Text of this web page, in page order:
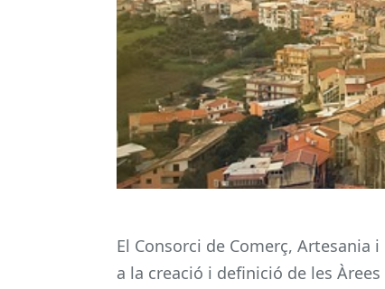
El Consorci de Comerç, Artesania
a la creació i definició de les